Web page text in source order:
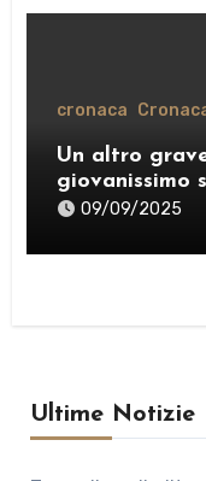
cronaca
Un altro
giovanissimo
strade di
09/09/2025
Ultime Notizie